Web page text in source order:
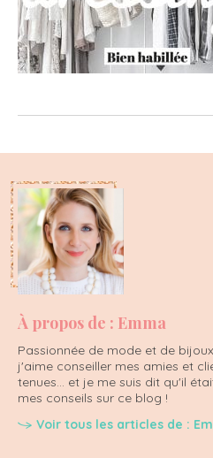
À propos de : Emma
Passionnée de mode et de
j'aime conseiller mes amies et
tenues... et je me suis dit qu'il
mes conseils sur ce blog !
Voir tous les articles de :